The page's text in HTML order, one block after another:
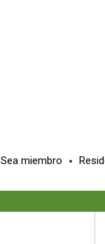
Sea miembro